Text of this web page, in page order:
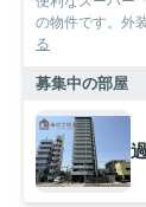
の物件です。外
る
募集中の部屋